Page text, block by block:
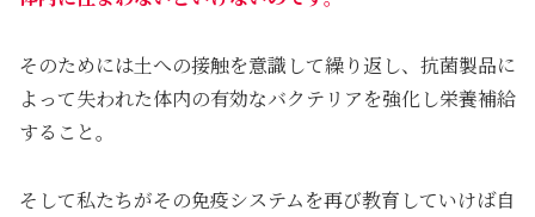
そのためには土への接触を意識して繰り返し、抗菌製品に
よって失われた体内の有効なバクテリアを強化し栄養補給
すること。
そして私たちがその免疫システムを再び教育していけば自